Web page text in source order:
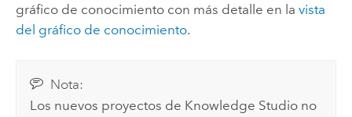
gráfico de conocimiento con más detalle en la vista
del gráfico de conocimiento.
Nota:
Los nuevos proyectos de Knowledge Studio no